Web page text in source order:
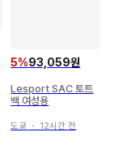
5%93,059원
Lesport SAC 토트
백 여성용
도쿄 ・ 12시간 전